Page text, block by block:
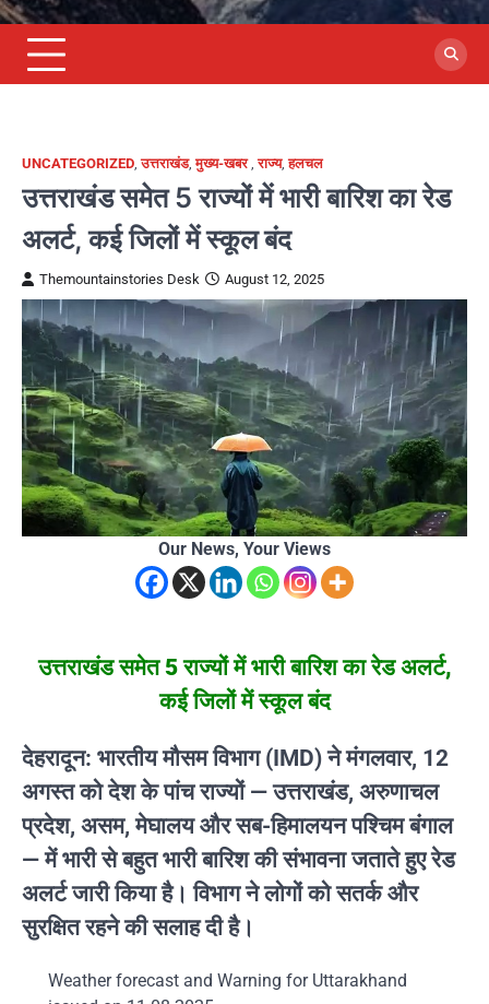
UNCATEGORIZED,उत्तराखंड,मुख्य-खबर,राज्य,हलचल
उत्तराखंड समेत 5 राज्यों में भारी बारिश का रेड
अलर्ट, कई जिलों में स्कूल बंद
Themountainstories Desk August 12, 2025
Our News, Your Views
उत्तराखंड समेत 5 राज्यों में भारी बारिश का रेड अलर्ट,
कई जिलों में स्कूल बंद
देहरादून: भारतीय मौसम विभाग (IMD) ने मंगलवार, 12
अगस्त को देश के पांच राज्यों — उत्तराखंड, अरुणाचल
प्रदेश, असम, मेघालय और सब-हिमालयन पश्चिम बंगाल
— में भारी से बहुत भारी बारिश की संभावना जताते हुए रेड
अलर्ट जारी किया है। विभाग ने लोगों को सतर्क और
सुरक्षित रहने की सलाह दी है।
Weather forecast and Warning for Uttarakhand